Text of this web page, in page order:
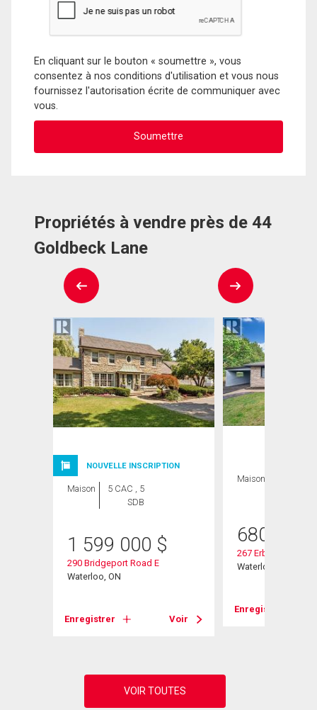
En cliquant sur le bouton « soumettre », vous
consentez à nos conditions d'utilisation et vous nous
fournissez l'autorisation écrite de communiquer avec
vous.
Propriétés à vendre près de 44
Goldbeck Lane
NOUVELLE INSCRIPTION
Maison
5 CAC , 5
SDB
1 599 000 $
290 Bridgeport Road E
Waterloo, ON
Enregistrer Voir
Maison
680 000
267 Erb Street E
Waterloo, ON
Enregistrer